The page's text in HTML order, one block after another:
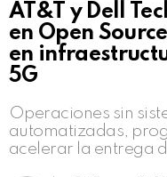
AT&T y Dell
en Open
en
5G
Operaciones sin
automatizadas,
acelerar la entrega